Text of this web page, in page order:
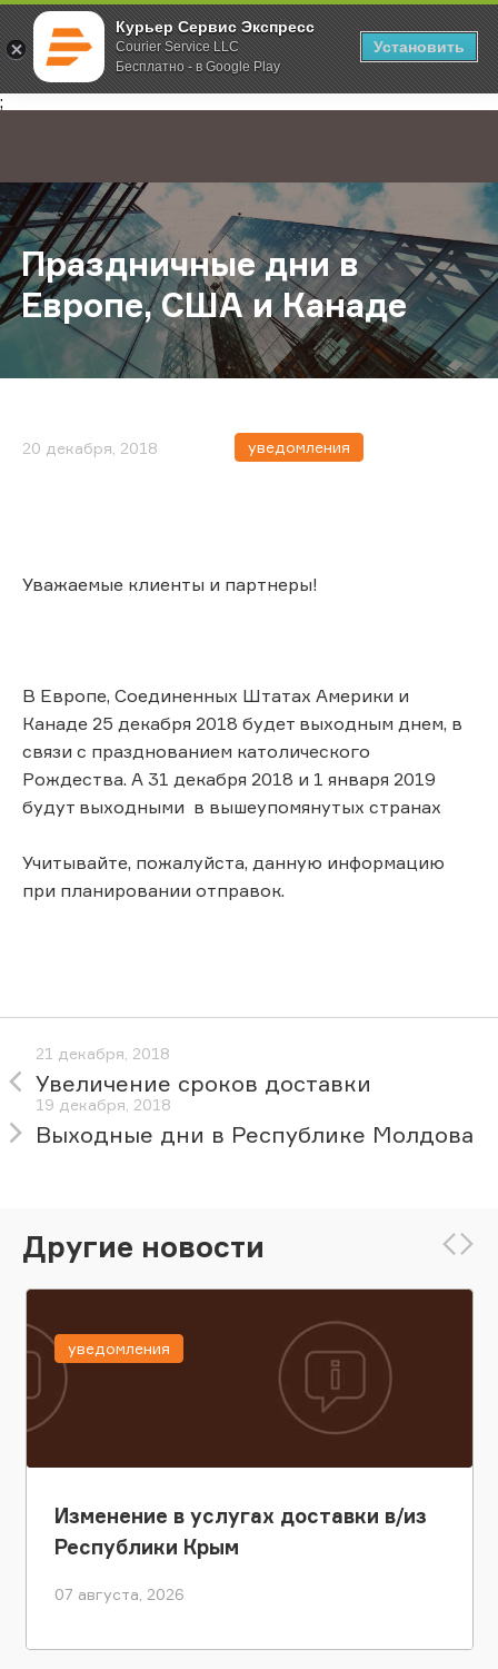
Курьер Сервис Экспресс
Courier Service LLC
Бесплатно - в Google Play
Установить
;
Главная О компании Новости Праздничные дни в Европе, США
Праздничные дни в
Европе, США и Канаде
20 декабря, 2018 уведомления
Уважаемые клиенты и партнеры!
В Европе, Соединенных Штатах Америки и
Канаде 25 декабря 2018 будет выходным днем, в
связи с празднованием католического
Рождества. А 31 декабря 2018 и 1 января 2019
будут выходными в вышеупомянутых странах
Учитывайте, пожалуйста, данную информацию
при планировании отправок.
21 декабря, 2018
Увеличение сроков доставки
19 декабря, 2018
Выходные дни в Республике Молдова
Другие новости
Изменение в услугах доставки в/из
Республики Крым
07 августа, 2026
уведомления